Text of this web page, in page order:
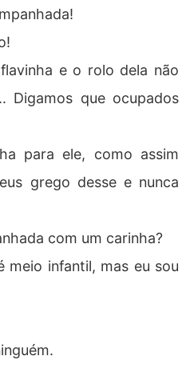
e o rolo dela não
Digamos que ocupados
para ele, como assim
grego desse e nunca
com um carinha?
meio infantil, mas eu sou